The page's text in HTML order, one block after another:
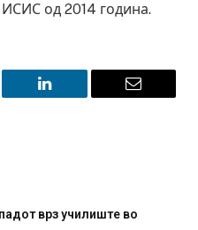
од 2014 година.
LinkedIn Email
Украинците повеќе им